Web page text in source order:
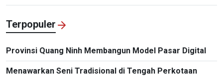
Terpopuler
Provinsi Quang Ninh Membangun Model Pasar Digital
Menawarkan Seni Tradisional di Tengah Perkotaan